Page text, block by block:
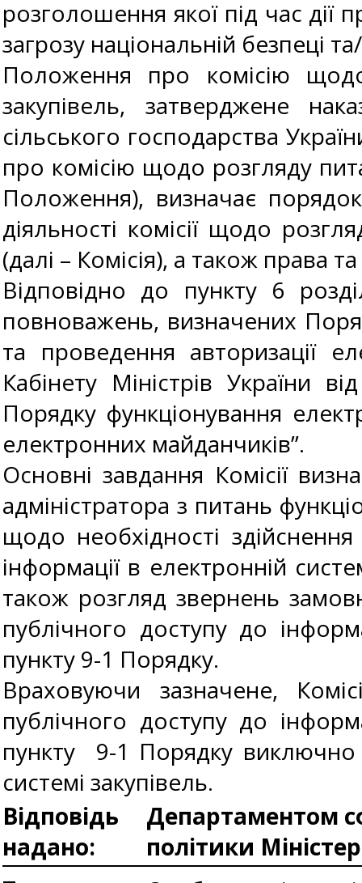
розголошення якої під час дії
загрозу національній безпеці
Положення про комісію
закупівель, затверджене
сільського господарства
про комісію щодо розгляду
Положення), визначає
діяльності комісії щодо
(далі – Комісія), а також права та
Відповідно до пункту 6
повноважень, визначених
та проведення авторизації
Кабінету Міністрів України
Порядку функціонування
електронних майданчиків”.
Основні завдання Комісії
адміністратора з питань
щодо необхідності
інформації в електронній
також розгляд звернень
публічного доступу до
пункту 9-1 Порядку.
Враховуючи зазначене,
публічного доступу до
пункту 9-1 Порядку виключно
системі закупівель.
Відповідь
надано:
Департаментом
політики